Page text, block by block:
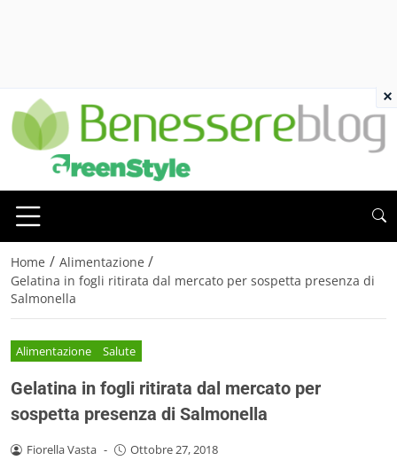
Home / Alimentazione /
Gelatina in fogli ritirata dal mercato per sospetta presenza di
Salmonella
Alimentazione Salute
Gelatina in fogli ritirata dal mercato per
sospetta presenza di Salmonella
Fiorella Vasta - Ottobre 27, 2018
×